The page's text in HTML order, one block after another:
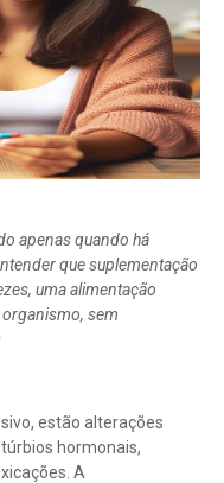
apenas quando há
que suplementação
uma alimentação
sem
estão alterações
hormonais,
A